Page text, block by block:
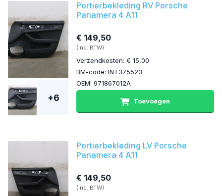
+6
Portierbekleding RV Porsche
Panamera 4 A11
€ 149,50
(inc. BTW)
Verzendkosten: € 15,00
BM-code: INT375523
OEM: 971867012A
Toevoegen
Portierbekleding LV Porsche
Panamera 4 A11
€ 149,50
(inc. BTW)